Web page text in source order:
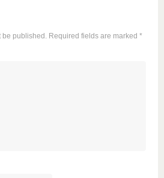
published. Required fields are marked *